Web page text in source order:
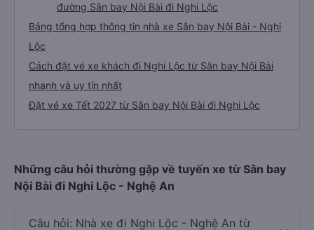
đường Sân bay Nội Bài đi Nghi Lộc
Bảng tổng hợp thông tin nhà xe Sân bay Nội Bài - Nghi
Lộc
Cách đặt vé xe khách đi Nghi Lộc từ Sân bay Nội Bài
nhanh và uy tín nhất
Đặt vé xe Tết 2027 từ Sân bay Nội Bài đi Nghi Lộc
Những câu hỏi thường gặp về tuyến xe từ Sân bay
Nội Bài đi Nghi Lộc - Nghệ An
Câu hỏi: Nhà xe đi Nghi Lộc - Nghệ An từ